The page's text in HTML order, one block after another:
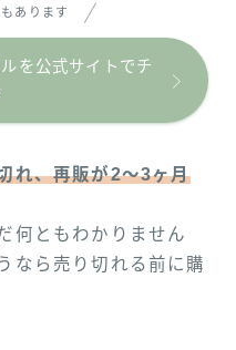
あります
を公式サイトでチ
れ、再販が2〜3ヶ月
何ともわかりません
なら売り切れる前に購